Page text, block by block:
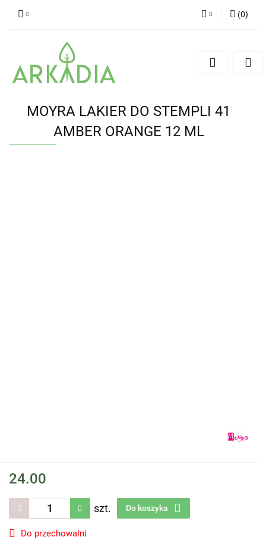
(0)
MOYRA LAKIER DO STEMPLI 41
AMBER ORANGE 12 ML
24.00
szt. Do koszyka
Do przechowalni